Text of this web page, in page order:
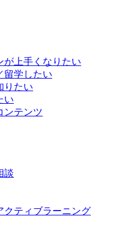
が上手くなりたい
留学したい
りたい
い
ンテンツ
談
クティブラーニング